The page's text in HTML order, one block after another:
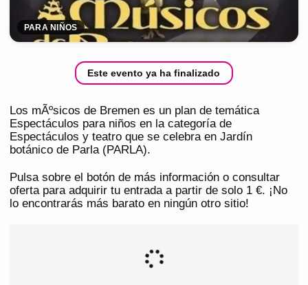
PARA NIÑOS
Este evento ya ha finalizado
Los mÃºsicos de Bremen es un plan de temática
Espectáculos para niños en la categoría de
Espectáculos y teatro que se celebra en Jardín
botánico de Parla (PARLA).
Pulsa sobre el botón de más información o consultar
oferta para adquirir tu entrada a partir de solo 1 €. ¡No
lo encontrarás más barato en ningún otro sitio!